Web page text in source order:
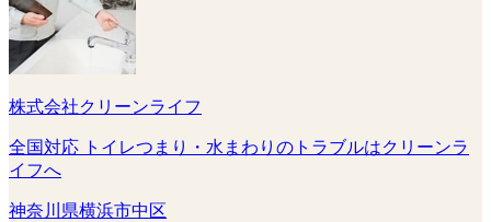
株式会社クリーンライフ
全国対応 トイレつまり・水まわりのトラブルはクリーンラ
イフへ
神奈川県横浜市中区